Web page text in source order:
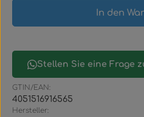
In den
Stellen Sie eine Frage
GTIN/EAN:
4051516916565
Hersteller: